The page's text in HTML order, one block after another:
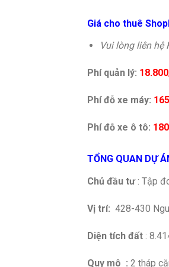
Giá cho thuê
Vui lòng liên hệ
Phí quản lý:
Phí đỗ xe máy:
Phí đỗ xe ô tô:
TỔNG QUAN DỰ
Chủ đầu tư: Tập
Vị trí: 428-430
Diện tích đất :
Quy mô : 2 tháp